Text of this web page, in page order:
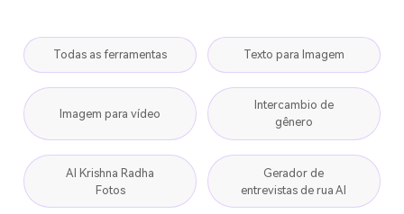
Todas as ferramentas Texto para Imagem
Imagem para vídeo
Intercambio de
gênero
AI Krishna Radha
Fotos
Gerador de
entrevistas de rua AI